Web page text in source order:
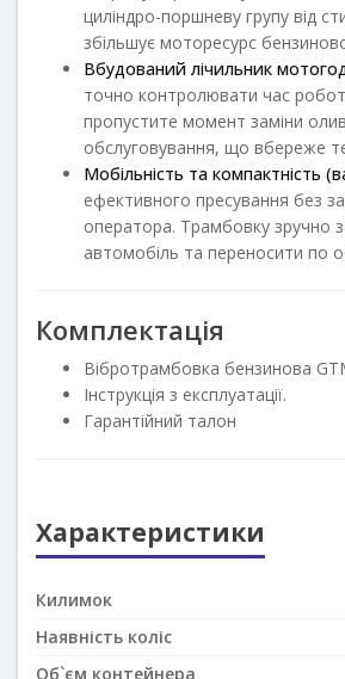
циліндро-поршневу групу від
збільшує моторесурс
Вбудований лічильник
точно контролювати час
пропустите момент заміни
обслуговування, що вбереже
Мобільність та компактність
ефективного пресування без
оператора. Трамбовку зручно
автомобіль та переносити по
Комплектація
Вібротрамбовка бензинова
Інструкція з експлуатації.
Гарантійний талон
Характеристики
Килимок
Наявність коліс
Об`єм контейнера